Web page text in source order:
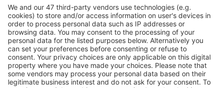
Planifică ȋn siguranţă
Rezervare fără griji cu opțiune gratuită de anulare.
Economiseşte mai mult
Prețuri atractive și oferte speciale pentru utilizatorii
conectați.